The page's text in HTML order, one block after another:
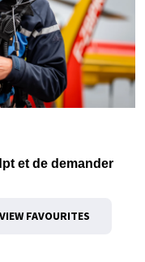
et de demander
VIEW FAVOURITES